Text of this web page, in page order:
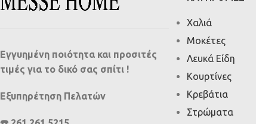
Εγγυημένη ποιότητα και προσιτές
τιμές για το δικό σας σπίτι !
Εξυπηρέτηση Πελατών
Χαλιά
Μοκέτες
Λευκά Είδη
Κουρτίνες
Κρεβάτια
Στρώματα